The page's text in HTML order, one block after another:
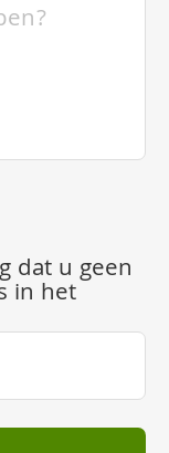
dat u geen
in het